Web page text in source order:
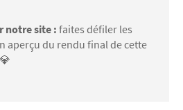
notre site : faites défiler les
aperçu du rendu final de cette